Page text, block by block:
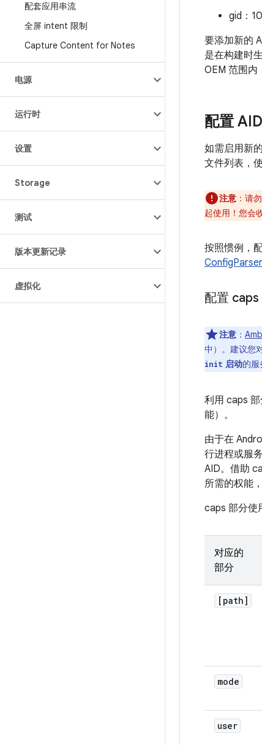
配套应用串流
全屏 intent 限制
Capture Content for Notes
电源
运行时
设置
Storage
测试
版本更新记录
虚拟化
gid：
要添加新的
是在构建时
OEM 范围内
配置 AID
如需启用新
文件列表，
注意 ：请
起使用！您会
按照惯例，
配置 caps
注意 ：
中）。建议您
init 启动的
利用 caps
能）。
由于在
行进程或服
AID。借助
所需的权能
caps 部分使
对应的
部分
[path]
mode
user